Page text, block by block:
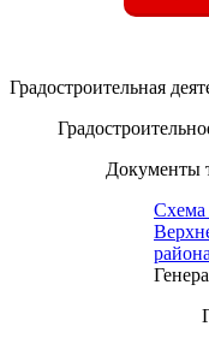
Градостроительная
Документы
Схема
района